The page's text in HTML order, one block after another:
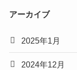
アーカイブ
2025年1月
2024年12月